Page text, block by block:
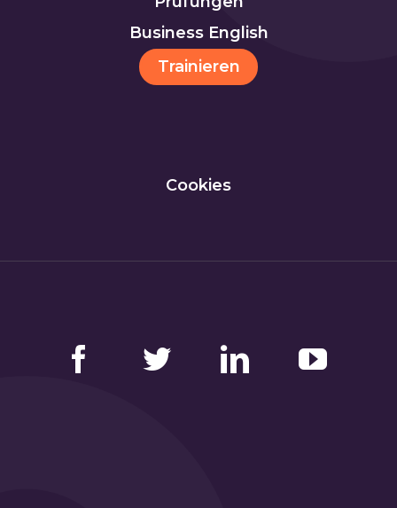
Business English
Trainieren
Cookies